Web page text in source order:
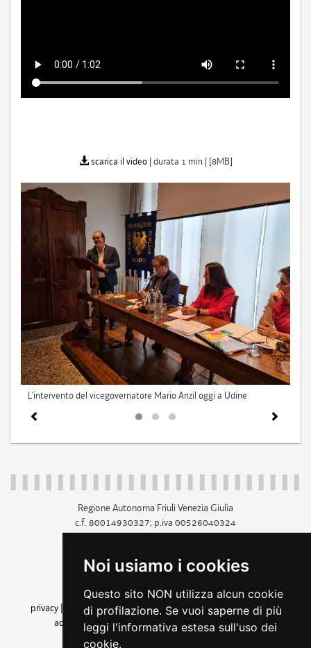
Noi usiamo i cookies
Questo sito NON utilizza alcun cookie
di profilazione. Se vuoi saperne di più
leggi l'informativa estesa sull'uso dei
cookie.
scarica il video| durata 1 min | [8MB]
L'intervento del vicegovernatore Mario Anzil oggi a Udine
Regione Autonoma Friuli Venezia Giulia
c.f. 80014930327; p.iva 00526040324
piazza Unità d'Italia 1 Trieste
regione.friuliveneziagiulia@certregione.fvg.it
amministrazione trasparente
privacy | cookie |note legali |accessibilità |rss|dichiarazione di
accessibilità| feedback| cambio preferenze cookie
seguici su